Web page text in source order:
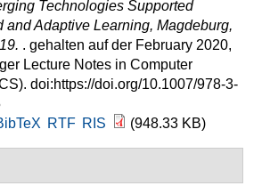
Technologies Supported
and Adaptive Learning, Magdeburg,
. gehalten auf der February 2020,
Lecture Notes in Computer
doi:https://doi.org/10.1007/978-3-
RTF RIS (948.33 KB)